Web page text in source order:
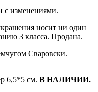
с изменениями.
носит ни один
3 класса. Продана.
Сваровски.
6,5*5 см. В НАЛИЧИИ.